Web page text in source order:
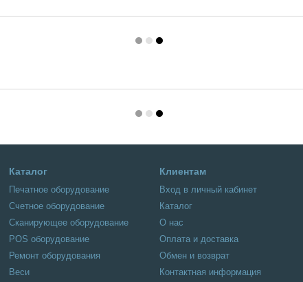
Каталог
Печатное оборудование
Счетное оборудование
Сканирующее оборудование
POS оборудование
Ремонт оборудования
Веси
Клиентам
Вход в личный кабинет
Каталог
О нас
Оплата и доставка
Обмен и возврат
Контактная информация